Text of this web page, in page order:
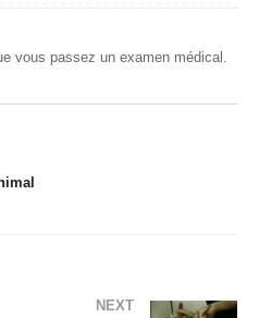
vous passez un examen médical.
NEXT